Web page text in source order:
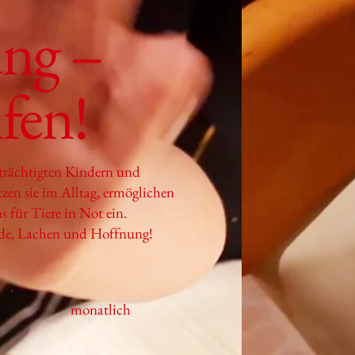
–
Kindern und
sie im Alltag, ermöglichen
für Tiere in Not ein.
Lachen und Hoffnung!
monatlich